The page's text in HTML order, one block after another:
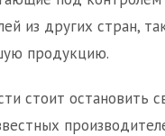
из других стран,
продукцию.
стоит остановить